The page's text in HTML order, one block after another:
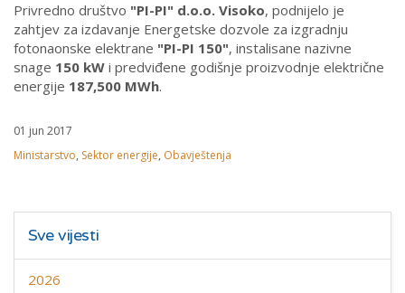
Privredno društvo "PI-PI" d.o.o. Visoko, podnijelo je
zahtjev za izdavanje Energetske dozvole za izgradnju
fotonaonske elektrane "PI-PI 150", instalisane nazivne
snage 150 kW i predviđene godišnje proizvodnje električne
energije 187,500 MWh.
01 jun 2017
Ministarstvo, Sektor energije, Obavještenja
Sve vijesti
2026